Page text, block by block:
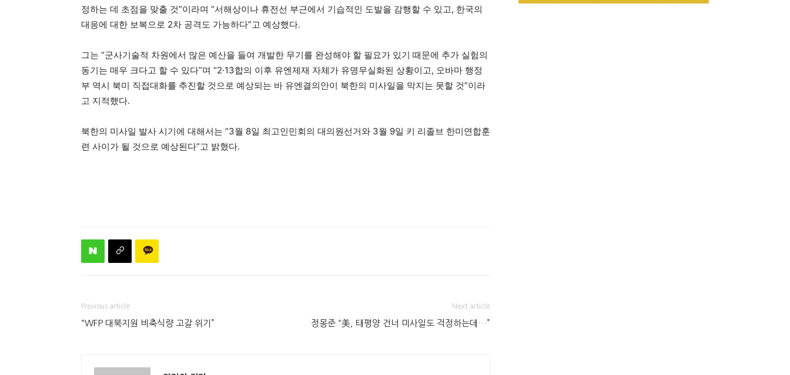
정하는 데 초점을 맞출 것”이라며 “서해상이나 휴전선 부근에서 기습적인 도발을 감행할 수 있고, 한국의
대응에 대한 보복으로 2차 공격도 가능하다”고 예상했다.
그는 “군사기술적 차원에서 많은 예산을 들여 개발한 무기를 완성해야 할 필요가 있기 때문에 추가 실험의
동기는 매우 크다고 할 수 있다”며 “2·13합의 이후 유엔제재 자체가 유명무실화된 상황이고, 오바마 행정
부 역시 북미 직접대화를 추진할 것으로 예상되는 바 유엔결의안이 북한의 미사일을 막지는 못할 것”이라
고 지적했다.
북한의 미사일 발사 시기에 대해서는 “3월 8일 최고인민회의 대의원선거와 3월 9일 키 리졸브 한미연합훈
련 사이가 될 것으로 예상된다”고 밝혔다.
Previous article
“WFP 대북지원 비축식량 고갈 위기”
Next article
정몽준 “美, 태평양 건너 미사일도 걱정하는데…”